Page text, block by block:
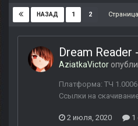
НАЗАД 1 2
Dream Reader
AziatkaVictor
Платформа: ТЧ
Ссылки на
2 июля, 2020 1